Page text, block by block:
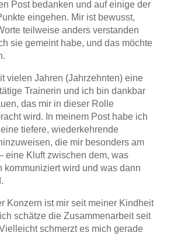
Post bedanken und auf einige der
eingehen. Mir ist bewusst,
teilweise anders verstanden
sie gemeint habe, und das möchte
vielen Jahren (Jahrzehnten) eine
Trainerin und ich bin dankbar
das mir in dieser Rolle
wird. In meinem Post habe ich
tiefere, wiederkehrende
die mir besonders am
eine Kluft zwischen dem, was
kommuniziert wird und was dann
Konzern ist mir seit meiner Kindheit
schätze die Zusammenarbeit seit
schmerzt es mich gerade